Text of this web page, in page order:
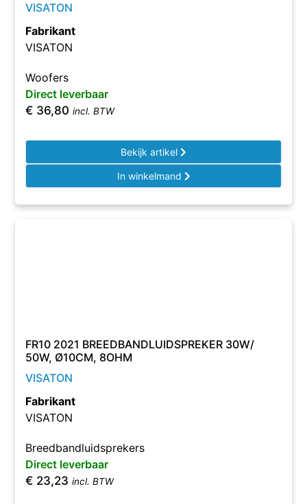
VISATON
Fabrikant
VISATON
Woofers
Direct leverbaar
€ 36,80 incl. BTW
Bekijk artikel
In winkelmand
FR10 2021 BREEDBANDLUIDSPREKER 30W/
50W, Ø10CM, 8OHM
VISATON
Fabrikant
VISATON
Breedbandluidsprekers
Direct leverbaar
€ 23,23 incl. BTW